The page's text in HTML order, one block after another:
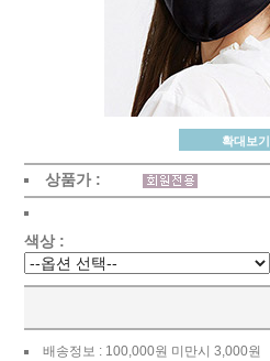
확대보기
상품가 :
색상 :
배송정보 : 100,000원 미만시 3,000원